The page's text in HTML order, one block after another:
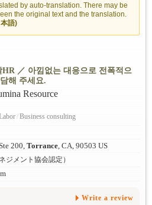
by auto-translation. There may be
the original text and the translation.
語)
／ 아낌없는 대응으로 전폭적으
해 주세요.
/Business consulting
200, Torrance, CA, 90503 US
ジメント協会認定）
Write a review